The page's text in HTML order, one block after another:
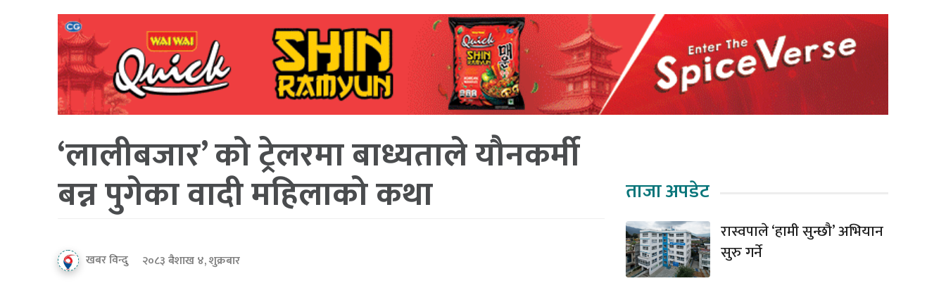
‘लालीबजार’ को ट्रेलरमा बाध्यताले यौनकर्मी
बन्न पुगेका वादी महिलाको कथा
खबर विन्दु २०८३ बैशाख ४, शुक्रबार
ताजा अपडेट
रास्वपाले ‘हामी सुन्छौ’ अभियान
सुरु गर्ने